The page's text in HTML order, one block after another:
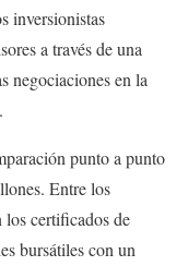
inversionistas
a través de una
negociaciones en la
punto a punto
Entre los
los certificados de
bursátiles con un